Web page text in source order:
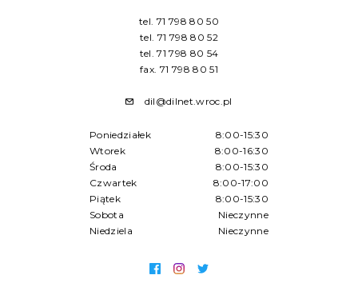
tel. 71 798 80 50
tel. 71 798 80 52
tel. 71 798 80 54
fax. 71 798 80 51
dil@dilnet.wroc.pl
Poniedziałek
8:00-15:30
Wtorek
8:00-16:30
Środa
8:00-15:30
Czwartek
8:00-17:00
Piątek
8:00-15:30
Sobota
Nieczynne
Niedziela
Nieczynne